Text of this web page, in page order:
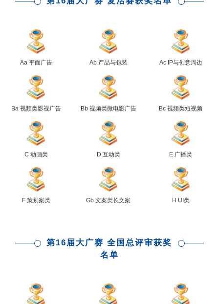
Aa 平面广告 Ab 产品与包装 Ac IP与创意周边
Ba 视频类影视广告 Bb 视频类微电影广告 Bc 视频类短视频
C 动画类 D 互动类 E 广播类
F 策划案类 Gb 文案类长文案 H UI类
第16届大广赛 全国总评审获奖
名单